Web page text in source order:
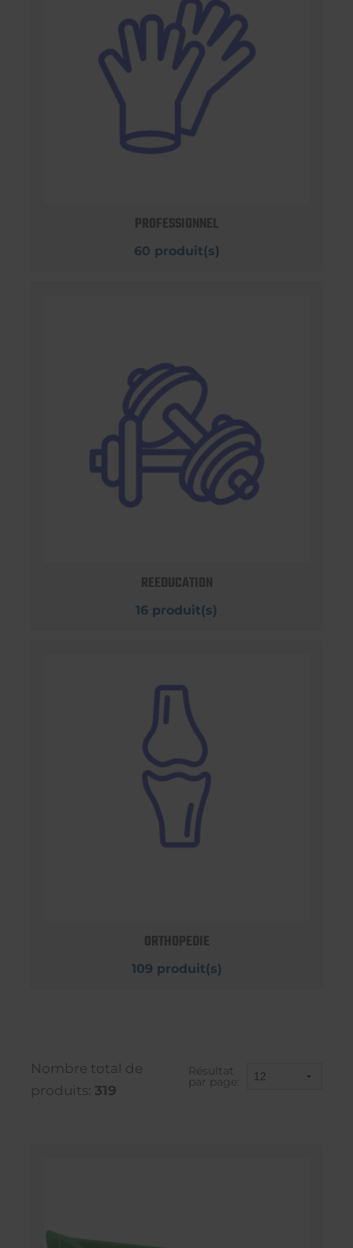
PROFESSIONNEL
60 produit(s)
REEDUCATION
16 produit(s)
ORTHOPEDIE
109 produit(s)
Nombre total de
produits: 319
Résultat
par page: